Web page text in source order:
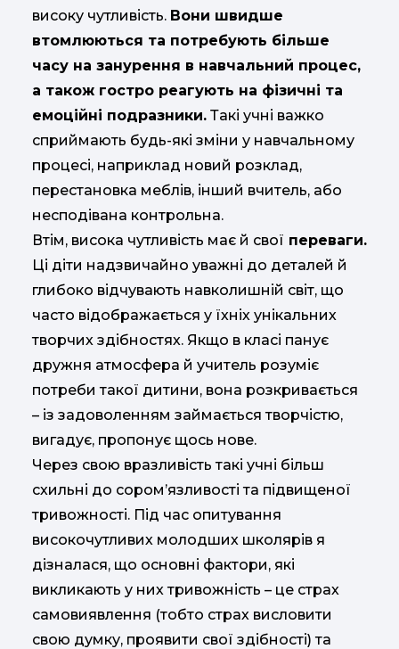
високу чутливість. Вони швидше
втомлюються та потребують більше
часу на занурення в навчальний процес,
а також гостро реагують на фізичні та
емоційні подразники. Такі учні важко
сприймають будь-які зміни у навчальному
процесі, наприклад новий розклад,
перестановка меблів, інший вчитель, або
несподівана контрольна.
Втім, висока чутливість має й свої переваги.
Ці діти надзвичайно уважні до деталей й
глибоко відчувають навколишній світ, що
часто відображається у їхніх унікальних
творчих здібностях. Якщо в класі панує
дружня атмосфера й учитель розуміє
потреби такої дитини, вона розкривається
– із задоволенням займається творчістю,
вигадує, пропонує щось нове.
Через свою вразливість такі учні більш
схильні до сором’язливості та підвищеної
тривожності. Під час опитування
високочутливих молодших школярів я
дізналася, що основні фактори, які
викликають у них тривожність – це страх
самовиявлення (тобто страх висловити
свою думку, проявити свої здібності) та